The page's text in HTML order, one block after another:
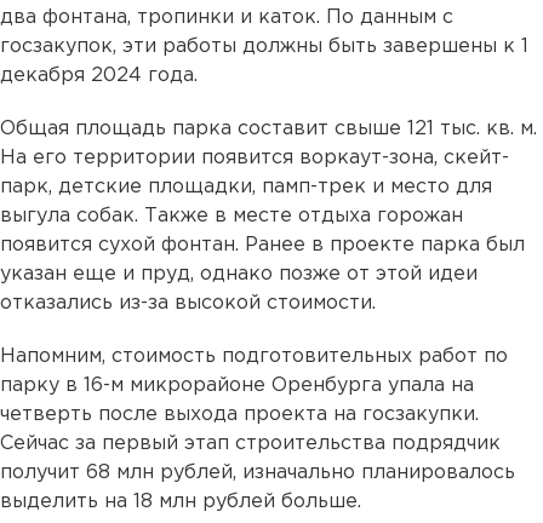
два фонтана, тропинки и каток. По данным с
госзакупок, эти работы должны быть завершены к 1
декабря 2024 года.
Общая площадь парка составит свыше 121 тыс. кв. м.
На его территории появится воркаут-зона, скейт-
парк, детские площадки, памп-трек и место для
выгула собак. Также в месте отдыха горожан
появится сухой фонтан. Ранее в проекте парка был
указан еще и пруд, однако позже от этой идеи
отказались из-за высокой стоимости.
Напомним, стоимость подготовительных работ по
парку в 16-м микрорайоне Оренбурга упала на
четверть после выхода проекта на госзакупки.
Сейчас за первый этап строительства подрядчик
получит 68 млн рублей, изначально планировалось
выделить на 18 млн рублей больше.